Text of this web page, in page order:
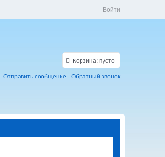
Войти
Корзина:пусто
Отправить сообщение
Обратный звонок